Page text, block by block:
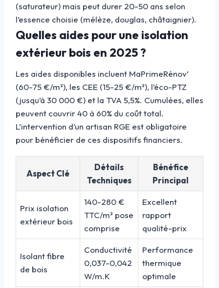
(saturateur) mais peut durer 20-50 ans selon
l’essence choisie (mélèze, douglas, châtaignier).
Quelles aides pour une isolation
extérieur bois en 2025 ?
Les aides disponibles incluent MaPrimeRénov’
(60-75 €/m²), les CEE (15-25 €/m²), l’éco-PTZ
(jusqu’à 30 000 €) et la TVA 5,5%. Cumulées, elles
peuvent couvrir 40 à 60% du coût total.
L’intervention d’un artisan RGE est obligatoire
pour bénéficier de ces dispositifs financiers.
Aspect Clé
Détails
Techniques
Bénéfice
Principal
Prix isolation
extérieur bois
140-280 €
TTC/m² pose
comprise
Excellent
rapport
qualité-prix
Isolant fibre
de bois
Conductivité
0,037-0,042
W/m.K
Performance
thermique
optimale